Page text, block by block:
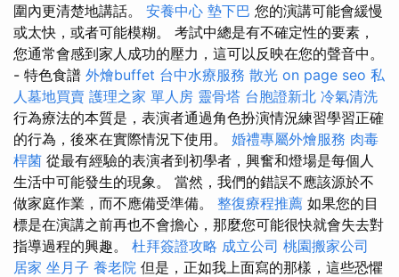
圍內更清楚地講話。 安養中心 墊下巴 您的演講可能會緩慢
或太快，或者可能模糊。 考試中總是有不確定性的要素，
您通常會感到家人成功的壓力，這可以反映在您的聲音中。
- 特色食譜 外燴buffet 台中水療服務 散光 on page seo 私
人墓地買賣 護理之家 單人房 靈骨塔 台胞證新北 冷氣清洗
行為療法的本質是，表演者通過角色扮演情況練習學習正確
的行為，後來在實際情況下使用。 婚禮專屬外燴服務 肉毒
桿菌 從最有經驗的表演者到初學者，興奮和燈場是每個人
生活中可能發生的現象。 當然，我們的錯誤不應該源於不
做家庭作業，而不應備受準備。 整復療程推薦 如果您的目
標是在演講之前再也不會擔心，那麼您可能很快就會失去對
指導過程的興趣。 杜拜簽證攻略 成立公司 桃園搬家公司
居家 坐月子 養老院 但是，正如我上面寫的那樣，這些恐懼